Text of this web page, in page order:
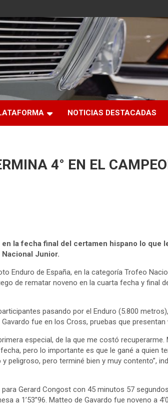
NOTICIAS DESTACADAS
4° EN EL
la fecha final del certamen hispano lo que
Junior.
Enduro de España, en la categoría Trofeo
de rematar noveno en la cuarta fecha y final
pasando por el Enduro (5.800
fue en los Cross, pruebas que
especial, de la que me costó recuperarme.
pero lo importante es que le gané a quien
peligroso, pero terminé bien y muy contento”,
Gerard Congost con 45 minutos 57
a 1’53”96. Matteo de Gavardo fue noveno a